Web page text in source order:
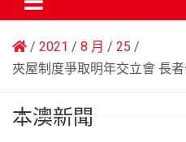
2021 8 月
25
夾屋制度爭取明年交立會 長
本澳新聞